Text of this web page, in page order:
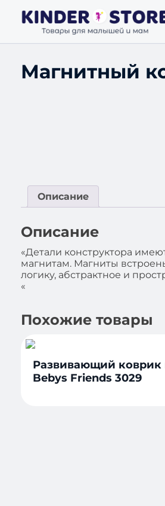
Магнитный
Описание
Описание
«Детали конструктора
магнитам. Магниты
логику, абстрактное и
«
Похожие товары
Развивающий коврик
Bebys Friends 3029